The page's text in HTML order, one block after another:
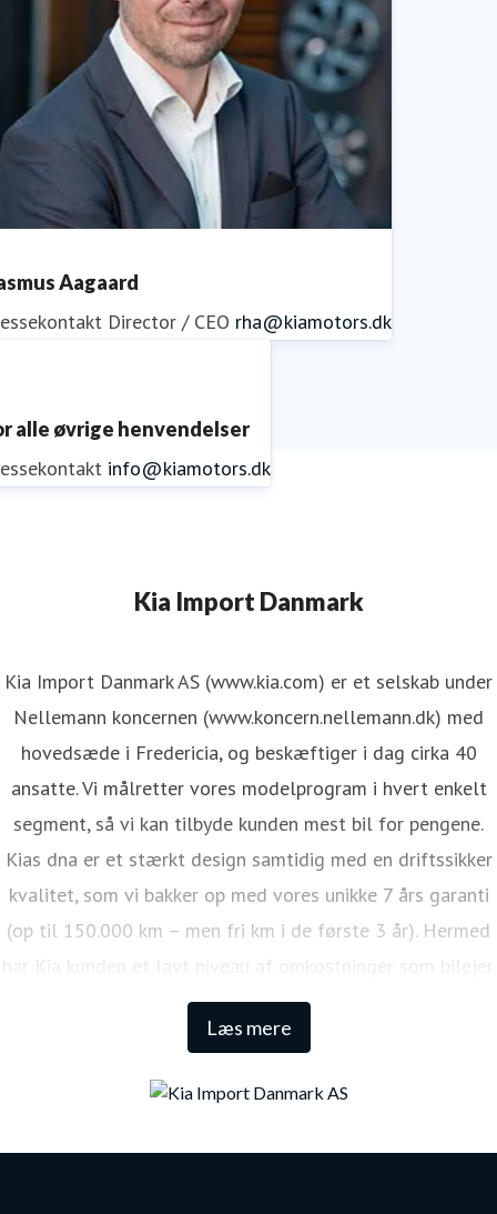
Aagaard
Director / CEO rha@kiamotors.dk
alle øvrige henvendelser
info@kiamotors.dk
Kia Import Danmark
Læs mere
Kia Import Danmark AS (www.kia.com) er et selskab under
Nellemann koncernen (www.koncern.nellemann.dk) med
hovedsæde i Fredericia, og beskæftiger i dag cirka 40
ansatte. Vi målretter vores modelprogram i hvert enkelt
segment, så vi kan tilbyde kunden mest bil for pengene.
Kias dna er et stærkt design samtidig med en driftssikker
kvalitet, som vi bakker op med vores unikke 7 års garanti
(op til 150.000 km – men fri km i de første 3 år). Hermed
har Kia kunden et lavt niveau af omkostninger som bilejer.
Den lange garanti sikrer samtidig én af de højeste
restværdier i markedet.